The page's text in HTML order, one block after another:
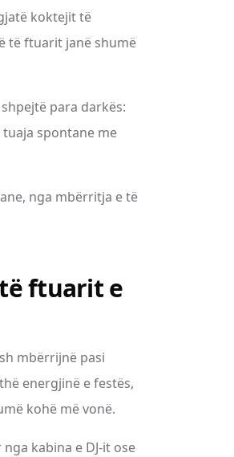
koktejit të
të ftuarit janë shumë
para darkës:
spontane me
nga mbërritja e të
ftuarit e
mbërrijnë pasi
energjinë e festës,
kohë më vonë.
kabina e DJ-it ose